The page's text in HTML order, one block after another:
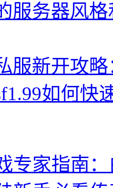
服务器风
服新开攻
如何快
专家指南